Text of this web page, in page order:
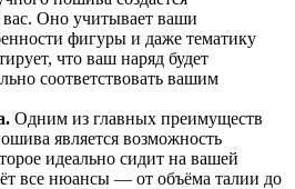
Оно учитывает ваши
фигуры и даже тематику
что ваш наряд будет
соответствовать вашим
Одним из главных преимуществ
является возможность
идеально сидит на вашей
все нюансы — от объёма талии до